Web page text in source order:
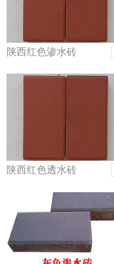
陕西红色渗水砖
陕西红色透水砖